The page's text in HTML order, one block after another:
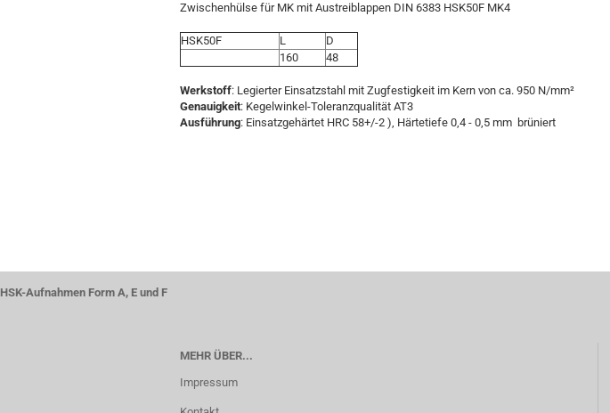
Zwischenhülse für MK mit Austreiblappen DIN 6383 HSK50F MK4
HSK50F L
D
160
48
Werkstoff: Legierter Einsatzstahl mit Zugfestigkeit im Kern von ca. 950 N/mm²
Genauigkeit: Kegelwinkel-Toleranzqualität AT3
Ausführung: Einsatzgehärtet HRC 58+/-2 ), Härtetiefe 0,4 - 0,5 mm brüniert
HSK-Aufnahmen Form A, E und F
MEHR ÜBER...
Impressum